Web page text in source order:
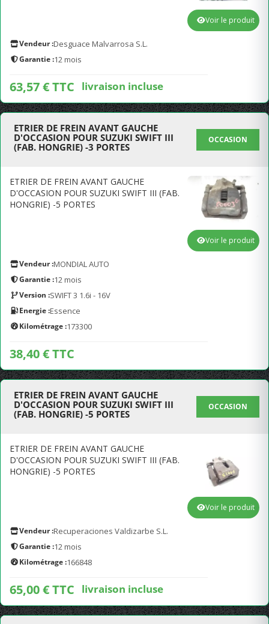
Vendeur :Desguace Malvarrosa S.L.
Garantie :12 mois
63,57 € TTC livraison incluse
Voir le produit
ETRIER DE FREIN AVANT GAUCHE
D'OCCASION POUR SUZUKI SWIFT III
(FAB. HONGRIE) -3 PORTES
OCCASION
ETRIER DE FREIN AVANT GAUCHE
D'OCCASION POUR SUZUKI SWIFT III (FAB.
HONGRIE) -5 PORTES
Vendeur :MONDIAL AUTO
Garantie :12 mois
Version :SWIFT 3 1.6i - 16V
Energie :Essence
Kilométrage :173300
38,40 € TTC
Voir le produit
ETRIER DE FREIN AVANT GAUCHE
D'OCCASION POUR SUZUKI SWIFT III
(FAB. HONGRIE) -5 PORTES
OCCASION
ETRIER DE FREIN AVANT GAUCHE
D'OCCASION POUR SUZUKI SWIFT III (FAB.
HONGRIE) -5 PORTES
Vendeur :Recuperaciones Valdizarbe S.L.
Garantie :12 mois
Kilométrage :166848
65,00 € TTC livraison incluse
Voir le produit